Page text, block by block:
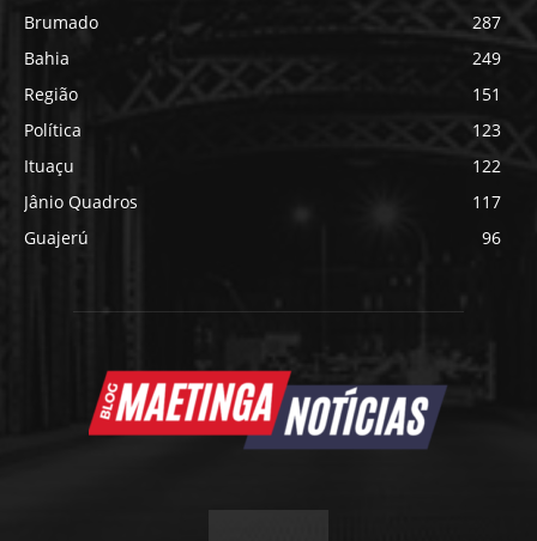
Brumado
287
Bahia
249
Região
151
Política
123
Ituaçu
122
Jânio Quadros
117
Guajerú
96